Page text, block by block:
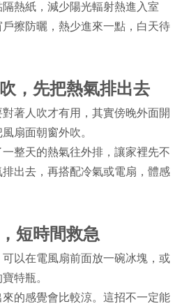
熱紙，減少陽光輻射熱進入室
擦防曬，熱少進來一點，白天待
，先把熱氣排出去
著人吹才有用，其實傍晚外面開
扇面朝窗外吹。
整天的熱氣往外排，讓家裡先不
出去，再搭配冷氣或電扇，體感
短時間救急
以在電風扇前面放一碗冰塊，或
特瓶。
的感覺會比較涼。這招不一定能